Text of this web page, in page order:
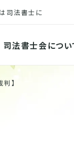
本県司
司法書士会につい
】